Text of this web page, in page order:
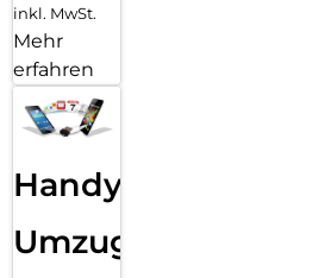
inkl. MwSt.
Mehr
erfahren
Handy
Umzug